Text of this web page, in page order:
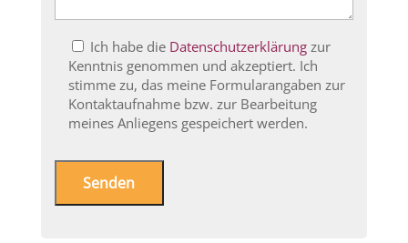
Ich habe die Datenschutzerklärungzur
Kenntnis genommen und akzeptiert. Ich
stimme zu, das meine Formularangaben zur
Kontakt­aufnahme bzw. zur Bear­beitung
meines Anliegens gespeichert werden.